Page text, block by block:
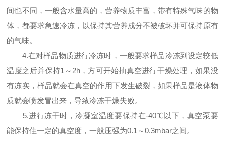
间也不同，一般含水量高的，营养物质丰富，带有特殊气味的物
体，都要求急速冷冻，以保持其营养成分不被破坏并可保持原有
的气味。
4.在对样品物质进行冷冻时，一般要求样品冷冻到设定较低
温度之后并保持1～2h，方可开始抽真空进行干燥处理，如果没
有冻实，样品就会在真空的作用下发生破裂，如果样品是液体物
质就会喷发冒出来，导致冷冻干燥失败。
5.进行冻干时，冷凝室温度要保持在-40℃以下，真空泵要
能保持住一定的真空度，一般压强为0.1～0.3mbar之间。